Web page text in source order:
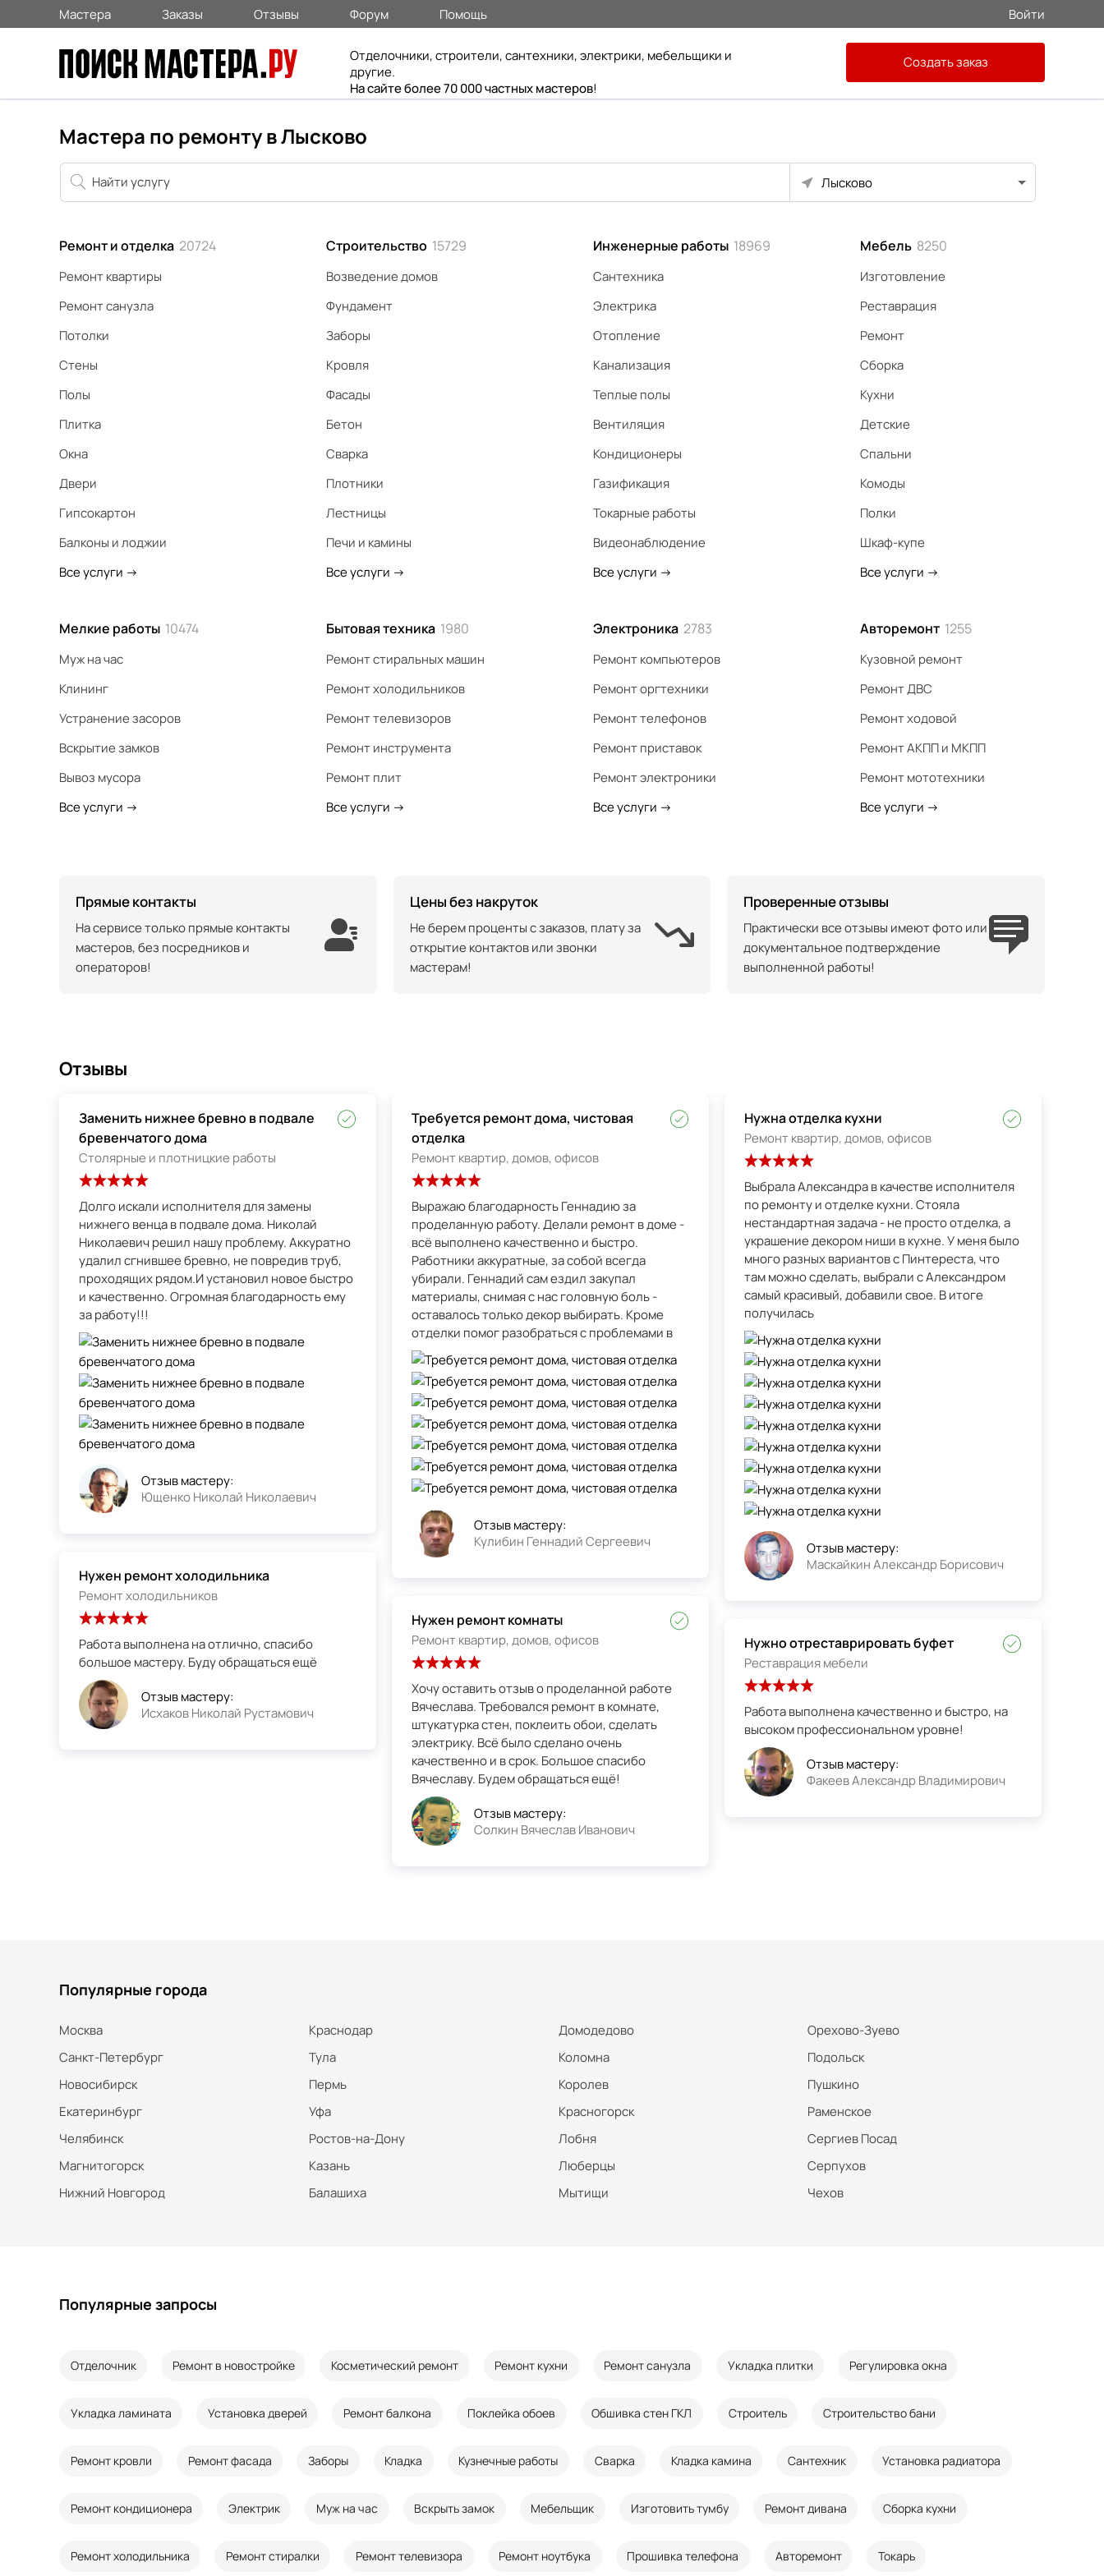
Мастера Заказы Отзывы Форум Помощь Войти
Отделочники, строители, сантехники, электрики, мебельщики и
другие.
На сайте более 70 000 частных мастеров!
Создать заказ
Мастера по ремонту в Лысково
Лысково
Ремонт и отделка 20724
Ремонт квартиры
Ремонт санузла
Потолки
Стены
Полы
Плитка
Окна
Двери
Гипсокартон
Балконы и лоджии
Все услуги ->
Строительство 15729
Возведение домов
Фундамент
Заборы
Кровля
Фасады
Бетон
Сварка
Плотники
Лестницы
Печи и камины
Все услуги ->
Инженерные работы 18969
Сантехника
Электрика
Отопление
Канализация
Теплые полы
Вентиляция
Кондиционеры
Газификация
Токарные работы
Видеонаблюдение
Все услуги ->
Мебель 8250
Изготовление
Реставрация
Ремонт
Сборка
Кухни
Детские
Спальни
Комоды
Полки
Шкаф-купе
Все услуги ->
Мелкие работы 10474
Муж на час
Клининг
Устранение засоров
Вскрытие замков
Вывоз мусора
Все услуги ->
Бытовая техника 1980
Ремонт стиральных машин
Ремонт холодильников
Ремонт телевизоров
Ремонт инструмента
Ремонт плит
Все услуги ->
Электроника 2783
Ремонт компьютеров
Ремонт оргтехники
Ремонт телефонов
Ремонт приставок
Ремонт электроники
Все услуги ->
Авторемонт 1255
Кузовной ремонт
Ремонт ДВС
Ремонт ходовой
Ремонт АКПП и МКПП
Ремонт мототехники
Все услуги ->
Прямые контакты
На сервисе только прямые контакты
мастеров, без посредников и
операторов!
Цены без накруток
Не берем проценты с заказов, плату за
открытие контактов или звонки
мастерам!
Проверенные отзывы
Практически все отзывы имеют фото или
документальное подтверждение
выполненной работы!
Отзывы
Заменить нижнее бревно в подвале
бревенчатого дома
Столярные и плотницкие работы
Долго искали исполнителя для замены
нижнего венца в подвале дома. Николай
Николаевич решил нашу проблему. Аккуратно
удалил сгнившее бревно, не повредив труб,
проходящих рядом.И установил новое быстро
и качественно. Огромная благодарность ему
за работу!!!
Отзыв мастеру:
Ющенко Николай Николаевич
Нужен ремонт холодильника
Ремонт холодильников
Работа выполнена на отлично, спасибо
большое мастеру. Буду обращаться ещё
Отзыв мастеру:
Исхаков Николай Рустамович
Требуется ремонт дома, чистовая
отделка
Ремонт квартир, домов, офисов
Выражаю благодарность Геннадию за
проделанную работу. Делали ремонт в доме -
всё выполнено качественно и быстро.
Работники аккуратные, за собой всегда
убирали. Геннадий сам ездил закупал
материалы, снимая с нас головную боль -
оставалось только декор выбирать. Кроме
отделки помог разобраться с проблемами в
Отзыв мастеру:
Кулибин Геннадий Сергеевич
Нужен ремонт комнаты
Ремонт квартир, домов, офисов
Хочу оставить отзыв о проделанной работе
Вячеслава. Требовался ремонт в комнате,
штукатурка стен, поклеить обои, сделать
электрику. Всё было сделано очень
качественно и в срок. Большое спасибо
Вячеславу. Будем обращаться ещё!
Отзыв мастеру:
Солкин Вячеслав Иванович
Нужна отделка кухни
Ремонт квартир, домов, офисов
Выбрала Александра в качестве исполнителя
по ремонту и отделке кухни. Стояла
нестандартная задача - не просто отделка, а
украшение декором ниши в кухне. У меня было
много разных вариантов с Пинтереста, что
там можно сделать, выбрали с Александром
самый красивый, добавили свое. В итоге
получилась
Отзыв мастеру:
Маскайкин Александр Борисович
Нужно отреставрировать буфет
Реставрация мебели
Работа выполнена качественно и быстро, на
высоком профессиональном уровне!
Отзыв мастеру:
Факеев Александр Владимирович
Популярные города
Москва
Санкт-Петербург
Новосибирск
Екатеринбург
Челябинск
Магнитогорск
Нижний Новгород
Краснодар
Тула
Пермь
Уфа
Ростов-на-Дону
Казань
Балашиха
Домодедово
Коломна
Королев
Красногорск
Лобня
Люберцы
Мытищи
Орехово-Зуево
Подольск
Пушкино
Раменское
Сергиев Посад
Серпухов
Чехов
Популярные запросы
Отделочник Ремонт в новостройке Косметический ремонт Ремонт кухни Ремонт санузла Укладка плитки Регулировка окна
Укладка ламината Установка дверей Ремонт балкона Поклейка обоев Обшивка стен ГКЛ Строитель Строительство бани
Ремонт кровли Ремонт фасада Заборы Кладка Кузнечные работы Сварка Кладка камина Сантехник Установка радиатора
Ремонт кондиционера Электрик Муж на час Вскрыть замок Мебельщик Изготовить тумбу Ремонт дивана Сборка кухни
Ремонт холодильника Ремонт стиралки Ремонт телевизора Ремонт ноутбука Прошивка телефона Авторемонт Токарь